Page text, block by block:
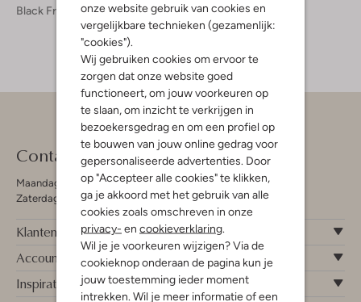
onze website gebruik van cookies en
vergelijkbare technieken (gezamenlijk:
"cookies").
Wij gebruiken cookies om ervoor te
zorgen dat onze website goed
functioneert, om jouw voorkeuren op
te slaan, om inzicht te verkrijgen in
bezoekersgedrag en om een profiel op
te bouwen van jouw online gedrag voor
gepersonaliseerde advertenties. Door
op "Accepteer alle cookies" te klikken,
ga je akkoord met het gebruik van alle
cookies zoals omschreven in onze
privacy- en cookieverklaring.
Wil je je voorkeuren wijzigen? Via de
cookieknop onderaan de pagina kun je
jouw toestemming ieder moment
intrekken. Wil je meer informatie of een
Black Friday
Contact
Maandag - Vrijdag 09:00 - 19:00 uur
Zaterdag 09:00 - 17:00 uur
Klantenservice
Account
Inspiratie